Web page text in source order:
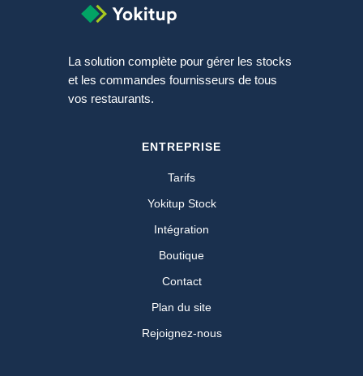
La solution complète pour gérer les stocks
et les commandes fournisseurs de tous
vos restaurants.
ENTREPRISE
Tarifs
Yokitup Stock
Intégration
Boutique
Contact
Plan du site
Rejoignez-nous